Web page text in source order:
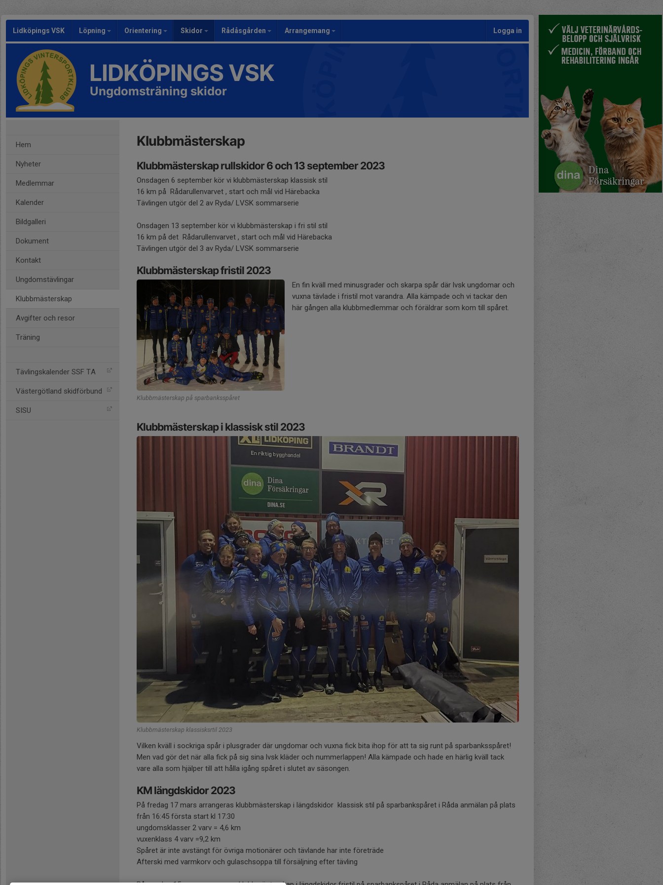
Lidköpings VSK Löpning Orientering Skidor Rådåsgården Arrangemang Logga in
LIDKÖPINGS VSK
Ungdomsträning skidor
Hem
Nyheter
Medlemmar
Kalender
Bildgalleri
Dokument
Kontakt
Ungdomstävlingar
Klubbmästerskap
Avgifter och resor
Träning
Tävlingskalender SSF TA
Västergötland skidförbund
SISU
Klubbmästerskap
Klubbmästerskap rullskidor 6 och 13 september 2023
Onsdagen 6 september kör vi klubbmästerskap klassisk stil
16 km på Rådarullenvarvet , start och mål vid Härebacka
Tävlingen utgör del 2 av Ryda/ LVSK sommarserie
Onsdagen 13 september kör vi klubbmästerskap i fri stil stil
16 km på det Rådarullenvarvet , start och mål vid Härebacka
Tävlingen utgör del 3 av Ryda/ LVSK sommarserie
Klubbmästerskap fristil 2023
Klubbmästerskap på sparbanksspåret
En fin kväll med minusgrader och skarpa spår där lvsk ungdomar och
vuxna tävlade i fristil mot varandra. Alla kämpade och vi tackar den
här gången alla klubbmedlemmar och föräldrar som kom till spåret.
Klubbmästerskap i klassisk stil 2023
Klubbmästerskap klassisksrtil 2023
Vilken kväll i sockriga spår i plusgrader där ungdomar och vuxna fick bita ihop för att ta sig runt på sparbanksspåret!
Men vad gör det när alla fick på sig sina lvsk kläder och nummerlappen! Alla kämpade och hade en härlig kväll tack
vare alla som hjälper till att hålla igång spåret i slutet av säsongen.
KM längdskidor 2023
På fredag 17 mars arrangeras klubbmästerskap i längdskidor klassisk stil på sparbankspåret i Råda anmälan på plats
från 16:45 första start kl 17:30
ungdomsklasser 2 varv = 4,6 km
vuxenklass 4 varv =9,2 km
Spåret är inte avstängt för övriga motionärer och tävlande har inte företräde
Afterski med varmkorv och gulaschsoppa till försäljning efter tävling